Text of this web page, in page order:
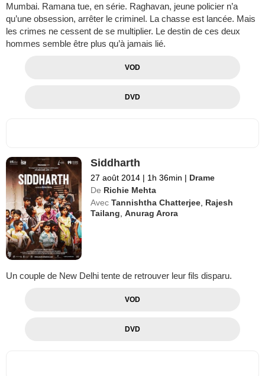
Mumbai. Ramana tue, en série. Raghavan, jeune policier n’a
qu’une obsession, arrêter le criminel. La chasse est lancée. Mais
les crimes ne cessent de se multiplier. Le destin de ces deux
hommes semble être plus qu’à jamais lié.
VOD
DVD
Siddharth
27 août 2014 | 1h 36min | Drame
De Richie Mehta
Avec Tannishtha Chatterjee Rajesh
Tailang ,Anurag Arora
Un couple de New Delhi tente de retrouver leur fils disparu.
VOD
DVD